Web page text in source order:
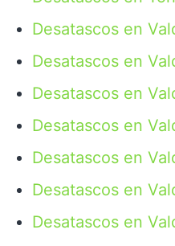
Desatascos en
Desatascos en
Desatascos en
Desatascos en
Desatascos en
Desatascos en
Desatascos en